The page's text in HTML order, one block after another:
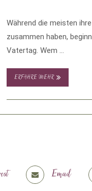
Während die meisten
zusammen haben,
Vatertag. Wem …
ERFAHRE MEHR
Email